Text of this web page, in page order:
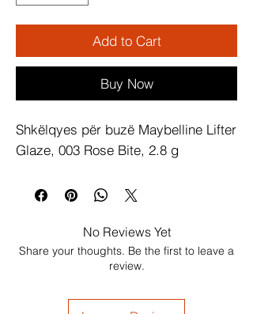
Add to Cart
Buy Now
Shkëlqyes për buzë Maybelline Lifter
Glaze, 003 Rose Bite, 2.8 g
No Reviews Yet
Share your thoughts. Be the first to leave a
review.